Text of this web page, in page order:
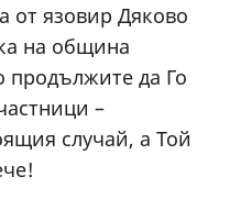
от язовир Дяково
на община
продължите да Го
–
случай, а Той